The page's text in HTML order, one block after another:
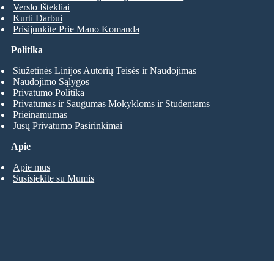
Verslo Ištekliai
Kurti Darbui
Prisijunkite Prie Mano Komanda
Apie
Apie mus
Susisiekite su Mumis
Politika
Siužetinės Linijos Autorių Teisės ir Naudojimas
Naudojimo Sąlygos
Privatumo Politika
Privatumas ir Saugumas Mokykloms ir Studentams
Prieinamumas
Jūsų Privatumo Pasirinkimai